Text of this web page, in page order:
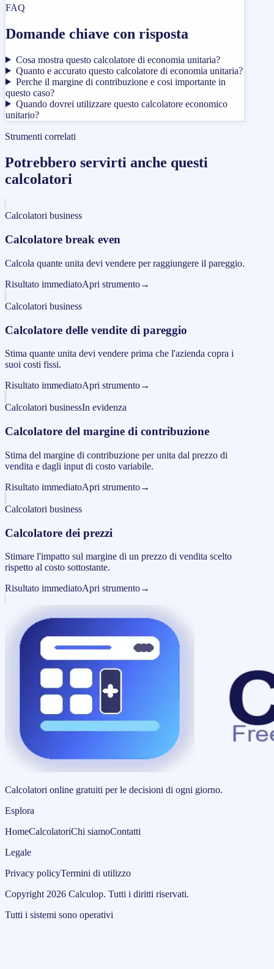
FAQ
Domande chiave con risposta
Cosa mostra questo calcolatore di economia unitaria?
Quanto e accurato questo calcolatore di economia unitaria?
Perche il margine di contribuzione e cosi importante in
questo caso?
Quando dovrei utilizzare questo calcolatore economico
unitario?
Strumenti correlati
Potrebbero servirti anche questi
calcolatori
Calcolatori business
Calcolatore break even
Calcola quante unita devi vendere per raggiungere il pareggio.
Risultato immediatoApri strumento→
Calcolatori business
Calcolatore delle vendite di pareggio
Stima quante unita devi vendere prima che l'azienda copra i
suoi costi fissi.
Risultato immediatoApri strumento→
Calcolatori businessIn evidenza
Calcolatore del margine di contribuzione
Stima del margine di contribuzione per unita dal prezzo di
vendita e dagli input di costo variabile.
Risultato immediatoApri strumento→
Calcolatori business
Calcolatore dei prezzi
Stimare l'impatto sul margine di un prezzo di vendita scelto
rispetto al costo sottostante.
Risultato immediatoApri strumento→
Calcolatori online gratuiti per le decisioni di ogni giorno.
Esplora
HomeCalcolatoriChi siamoContatti
Legale
Privacy policyTermini di utilizzo
Copyright 2026 Calculop. Tutti i diritti riservati.
Tutti i sistemi sono operativi